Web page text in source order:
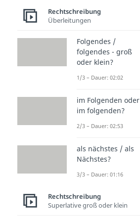
Rechtschreibung
Überleitungen
Folgendes /
folgendes - groß
oder klein?
1/3 – Dauer: 02:02
im Folgenden oder
im folgenden?
2/3 – Dauer: 02:53
als nächstes / als
Nächstes?
3/3 – Dauer: 01:16
Rechtschreibung
Superlative groß oder klein